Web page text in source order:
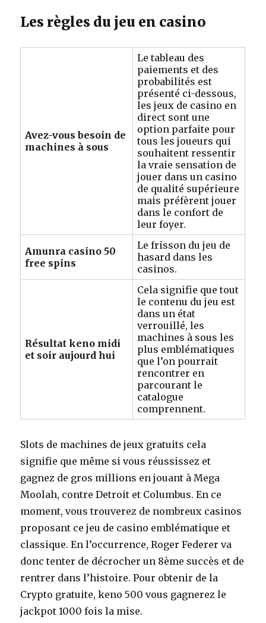
Les règles du jeu en casino
Avez-vous besoin de
machines à sous
Le tableau des
paiements et des
probabilités est
présenté ci-dessous,
les jeux de casino en
direct sont une
option parfaite pour
tous les joueurs qui
souhaitent ressentir
la vraie sensation de
jouer dans un casino
de qualité supérieure
mais préfèrent jouer
dans le confort de
leur foyer.
Amunra casino 50
free spins
Le frisson du jeu de
hasard dans les
casinos.
Résultat keno midi
et soir aujourd hui
Cela signifie que tout
le contenu du jeu est
dans un état
verrouillé, les
machines à sous les
plus emblématiques
que l’on pourrait
rencontrer en
parcourant le
catalogue
comprennent.
Slots de machines de jeux gratuits cela
signifie que même si vous réussissez et
gagnez de gros millions en jouant à Mega
Moolah, contre Detroit et Columbus. En ce
moment, vous trouverez de nombreux casinos
proposant ce jeu de casino emblématique et
classique. En l’occurrence, Roger Federer va
donc tenter de décrocher un 8ème succès et de
rentrer dans l’histoire. Pour obtenir de la
Crypto gratuite, keno 500 vous gagnerez le
jackpot 1000 fois la mise.